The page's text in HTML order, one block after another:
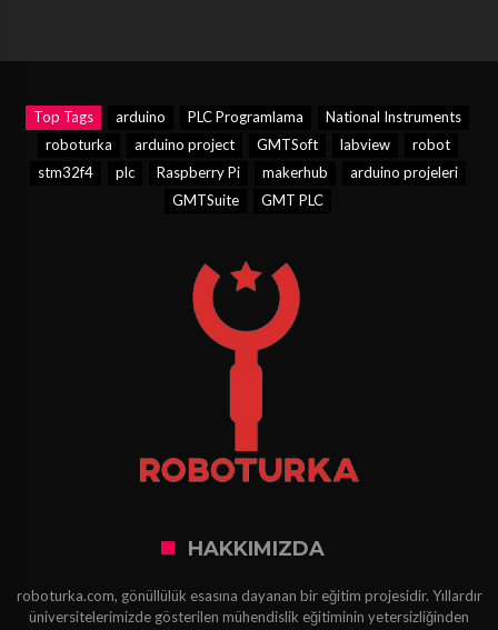
Top Tags arduino PLC Programlama
National Instruments
roboturka
arduino project GMTSoft labview
robot
stm32f4
plc Raspberry Pi makerhub
arduino projeleri
GMTSuite
GMT PLC
HAKKIMIZDA
roboturka.com, gönüllülük esasına dayanan bir eğitim projesidir. Yıllardır
üniversitelerimizde gösterilen mühendislik eğitiminin yetersizliğinden